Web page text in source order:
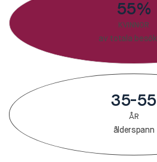
55%
KVINNOR
av totala
35-55
ÅR
ålderspann